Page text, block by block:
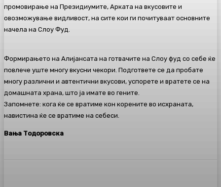
промовирање на Президиумите, Арката на вкусовите и
овозможување видливост, на сите кои ги почитуваат основните
начела на Слоу Фуд.
Формирањето на Алијансата на готвачите на Слоу фуд со себе ќе
повлече уште многу вкусни чекори. Подгответе се да пробате
многу различни и автентични вкусови, успорете и вратете се на
домашната храна, што ја имате во гените.
Запомнете: кога ќе се вратиме кон корените во исхраната,
навистина ќе се вратиме на себеси.
Вања Тодоровска